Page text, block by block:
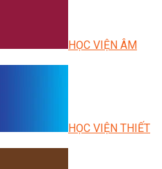
HỌC VIỆN ÂM
HỌC VIỆN THIẾT